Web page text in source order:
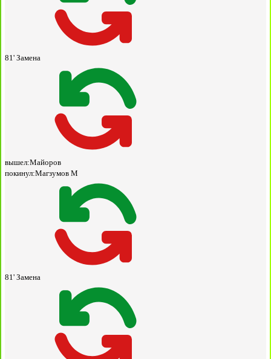
81' Замена
вышел:Майоров
покинул:Магзумов М
81' Замена